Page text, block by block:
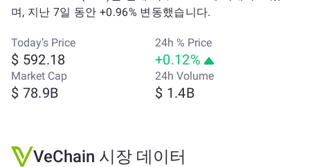
며, 지난 7일 동안 +0.96% 변동했습니다.
Today’s Price
$ 592.18
24h % Price
+0.12%
Market Cap
$ 78.9B
24h Volume
$ 1.4B
VeChain 시장 데이터